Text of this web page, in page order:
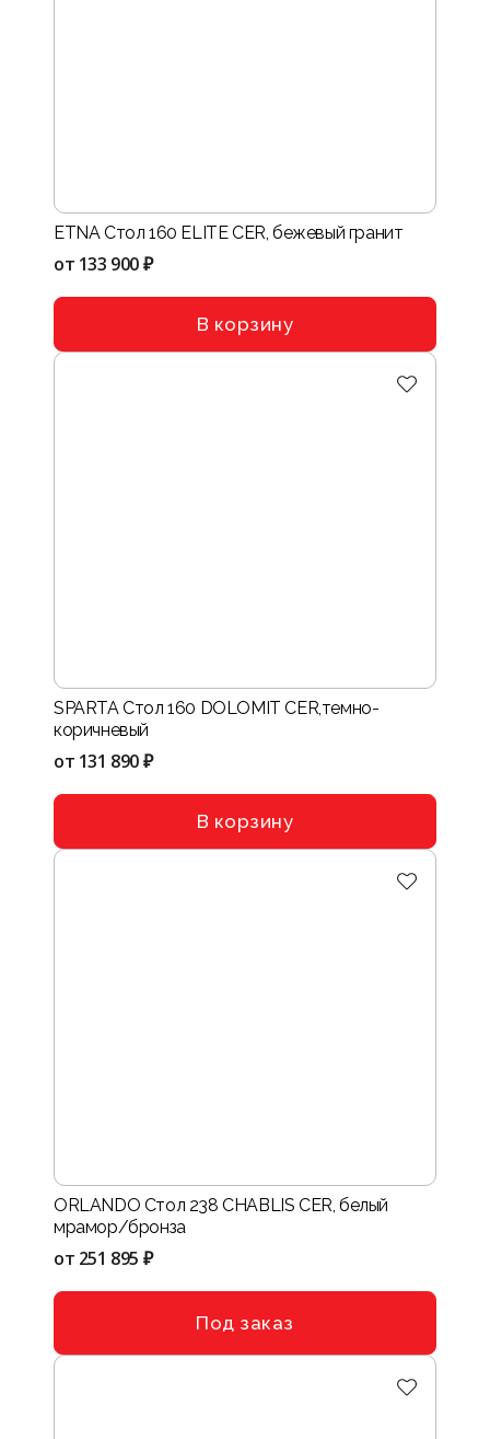
ETNA Стол 160 ELITE CER, бежевый гранит
от 133 900 ₽
В корзину
SPARTA Стол 160 DOLOMIT CER,темно-
коричневый
от 131 890 ₽
В корзину
ORLANDO Стол 238 CHABLIS CER, белый
мрамор/бронза
от 251 895 ₽
Под заказ